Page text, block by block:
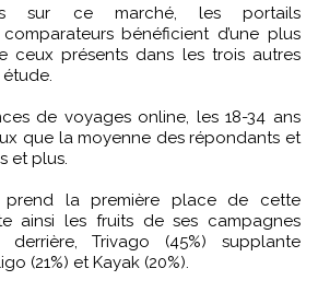
bénéficient d’une plus
ceux présents dans les trois autres
de voyages online, les 18-34 ans
que la moyenne des répondants et
et plus.
prend la première place de cette
ainsi les fruits de ses campagnes
derrière, Trivago (45%) supplante
(21%) et Kayak (20%).